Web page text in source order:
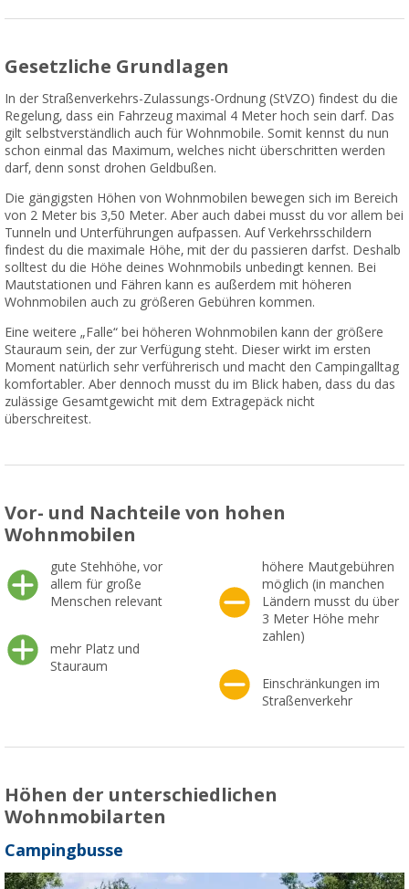
Gesetzliche Grundlagen
In der Straßenverkehrs-Zulassungs-Ordnung (StVZO) findest du die
Regelung, dass ein Fahrzeug maximal 4 Meter hoch sein darf. Das
gilt selbstverständlich auch für Wohnmobile. Somit kennst du nun
schon einmal das Maximum, welches nicht überschritten werden
darf, denn sonst drohen Geldbußen.
Die gängigsten Höhen von Wohnmobilen bewegen sich im Bereich
von 2 Meter bis 3,50 Meter. Aber auch dabei musst du vor allem bei
Tunneln und Unterführungen aufpassen. Auf Verkehrsschildern
findest du die maximale Höhe, mit der du passieren darfst. Deshalb
solltest du die Höhe deines Wohnmobils unbedingt kennen. Bei
Mautstationen und Fähren kann es außerdem mit höheren
Wohnmobilen auch zu größeren Gebühren kommen.
Eine weitere „Falle“ bei höheren Wohnmobilen kann der größere
Stauraum sein, der zur Verfügung steht. Dieser wirkt im ersten
Moment natürlich sehr verführerisch und macht den Campingalltag
komfortabler. Aber dennoch musst du im Blick haben, dass du das
zulässige Gesamtgewicht mit dem Extragepäck nicht
überschreitest.
Vor- und Nachteile von hohen
Wohnmobilen
gute Stehhöhe, vor
allem für große
Menschen relevant
mehr Platz und
Stauraum
höhere Mautgebühren
möglich (in manchen
Ländern musst du über
3 Meter Höhe mehr
zahlen)
Einschränkungen im
Straßenverkehr
Höhen der unterschiedlichen
Wohnmobilarten
Campingbusse